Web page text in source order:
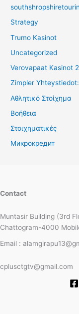
Strategy
Trumo Kasinot
Uncategorized
Verovapaat Kasinot
Zimpler
Αθλητικό Στοίχημα
Βοήθεια
Στοιχηματικές
Микрокредит
Contact
Muntasir Building (3rd
Chattogram-4000
Email :
cplusctgtv@gmail.com